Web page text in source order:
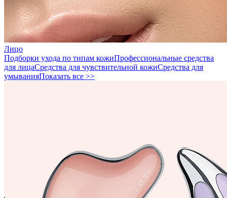
Лицо
Подборки ухода по типам кожиПрофессиональные средства
для лицаСредства для чувствительной кожиСредства для
умыванияПоказать все >>